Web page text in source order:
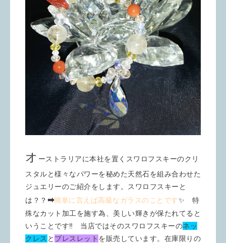
オ ーストラリアに本社を置くスワロフスキーのクリ
スタルと様々なパワーを秘めた天然石を組み合わせた
ジュエリーのご紹介をします。スワロフスキーと
は？？ ➡︎簡単に言えば高級なガラスのことです✨ 特
殊なカット加工を施す為、美しい輝きが保たれてると
いうことです‼︎ 当店ではそのスワロフスキーのネッ
クレス と ブレスレット を販売しています。在庫限りの